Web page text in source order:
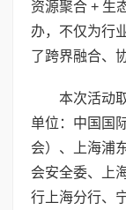
资源聚合 + 生
办，不仅为行
了跨界融合、
本次活动
单位：中国国
会）、上海浦
会安全委、上
行上海分行、